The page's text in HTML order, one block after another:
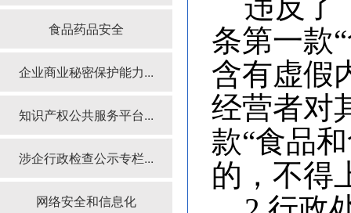
食品药品安全
企业商业秘密保护能力...
知识产权公共服务平台...
涉企行政检查公示专栏...
网络安全和信息化
违反了
条第一款
含有虚假
经营者对
款“食品
的，不得